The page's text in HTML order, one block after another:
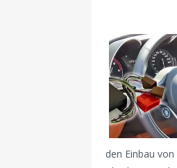
den Einbau